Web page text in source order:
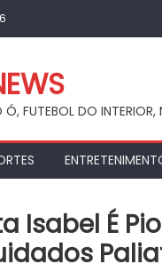
FUTEBOL DO
Isabel É